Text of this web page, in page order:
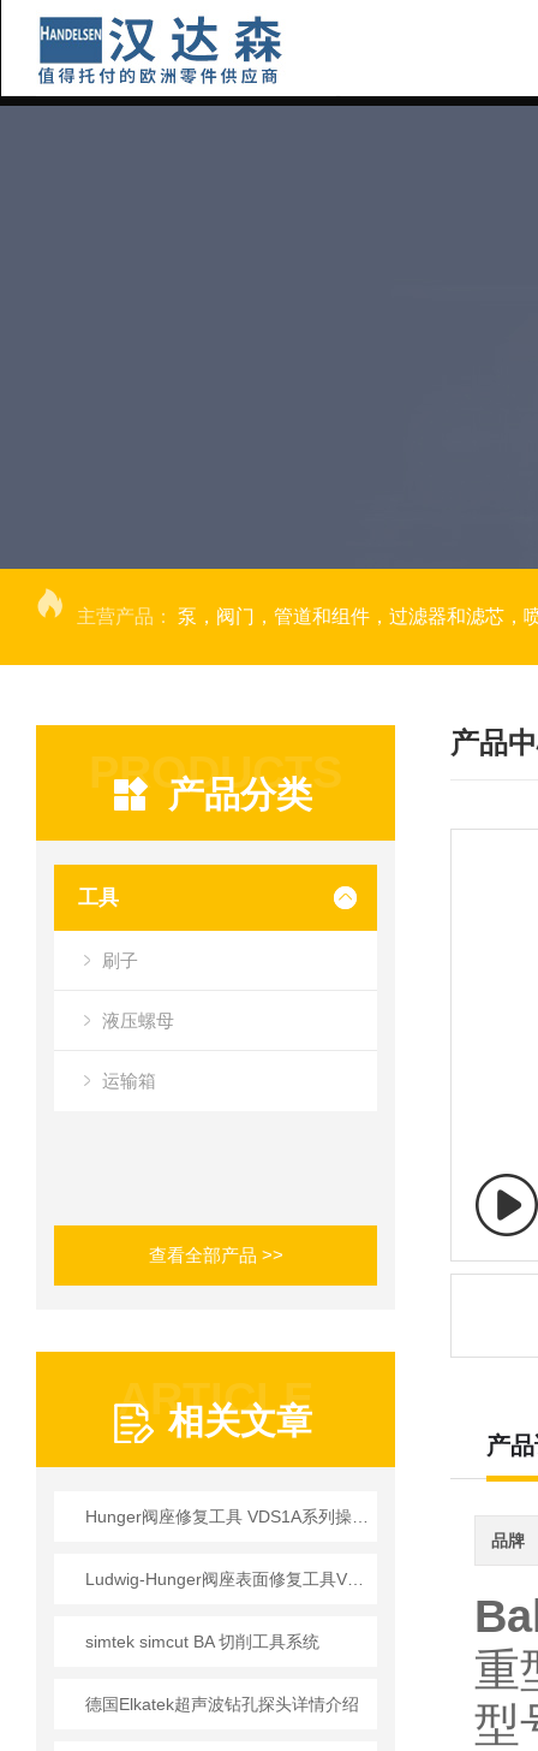
主营产品： 泵，阀门，管道和组件，过滤器和滤芯，
PRODUCTS
产品分类
工具
刷子
液压螺母
运输箱
查看全部产品 >>
ARTICLE
相关文章
simtek simcut BA 切削工具系统
德国Elkatek超声波钻孔探头详情介绍
产品
产
品牌
重
型